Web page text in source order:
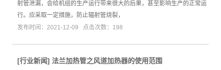
射管泄漏，会给机组的生产运行带来很大的后果，甚至影响生产的正常运
行。应采取一定措施，防止辐射管烧裂，
发布时间：2021-12-09 点击次数：198
[行业新闻] 法兰加热管之风道加热器的使用范围